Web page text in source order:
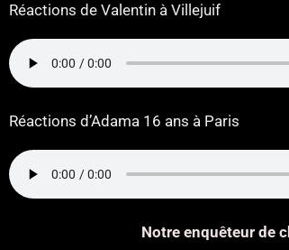
Réactions de Valentin à Villejuif
Réactions d’Adama 16 ans à Paris
Notre enquêteur de